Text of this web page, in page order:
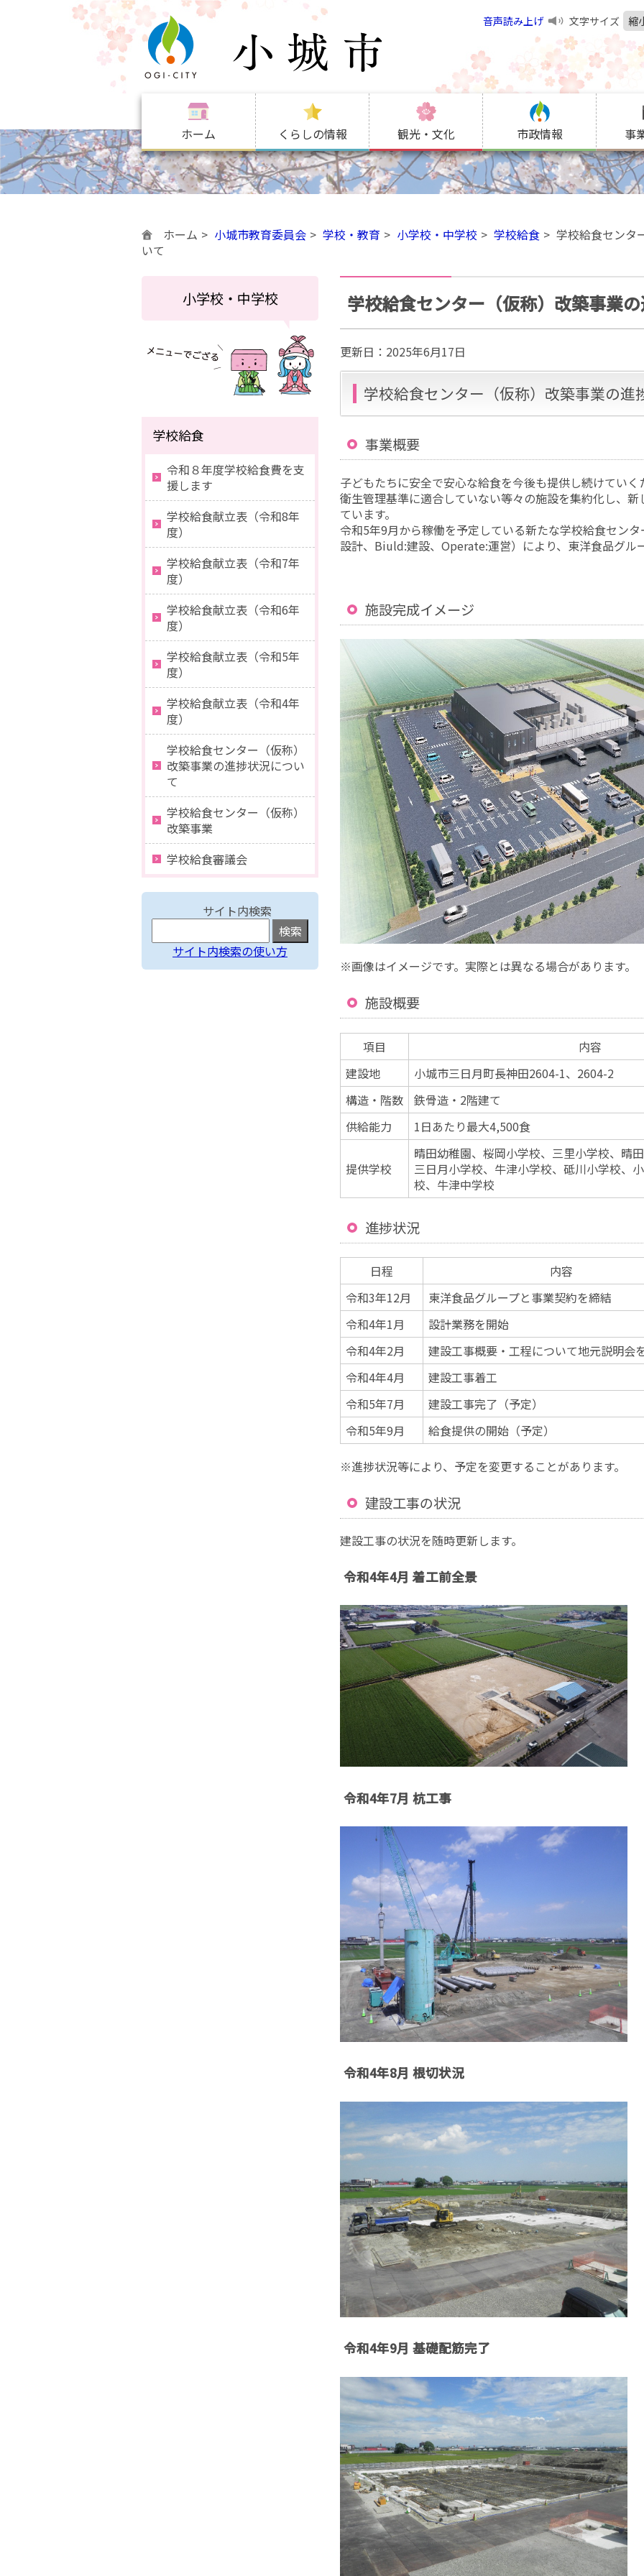
音声読み上げ 文字サイズ 縮
ホーム くらしの情報 観光・文化 市政情報 事
ホーム 小城市教育委員会 学校・教育 小学校・中学校 学校給食
学校給食センタ
いて
学校給食センター（仮称）改築事業
更新日： 2025年6月17日
学校給食センター（仮称）改築事業の進
事業概要
子どもたちに安全で安心な給食を今後も提供し続けてい
衛生管理基準に適合していない等々の施設を集約化し、
ています。
令和5年9月から稼働を予定している新たな学校給食セン
設計、Biuld:建設、Operate:運営）により、東洋食品グル
施設完成イメージ
※画像はイメージです。実際とは異なる場合があります。
施設概要
項目
内容
建設地
小城市三日月町長神田2604-1、2604-2
構造・階数
鉄骨造・2階建て
供給能力
1日あたり最大4,500食
提供学校
晴田幼稚園、桜岡小学校、三里小学校、晴
三日月小学校、牛津小学校、砥川小学校、
校、牛津中学校
進捗状況
日程
内容
令和3年12月
東洋食品グループと事業契約を締結
令和4年1月
設計業務を開始
令和4年2月
建設工事概要・工程について地元説明会
令和4年4月
建設工事着工
令和5年7月
建設工事完了（予定）
令和5年9月
給食提供の開始（予定）
※進捗状況等により、予定を変更することがあります。
建設工事の状況
建設工事の状況を随時更新します。
令和4年4月 着工前全景
令和4年7月 杭工事
令和4年8月 根切状況
令和4年9月 基礎配筋完了
小学校・中学校
学校給食
令和８年度学校給食費を支
援します
学校給食献立表（令和8年
度）
学校給食献立表（令和7年
度）
学校給食献立表（令和6年
度）
学校給食献立表（令和5年
度）
学校給食献立表（令和4年
度）
学校給食センター（仮称）
改築事業の進捗状況につい
て
学校給食センター（仮称）
改築事業
学校給食審議会
サイト内検索
サイト内検索の使い方